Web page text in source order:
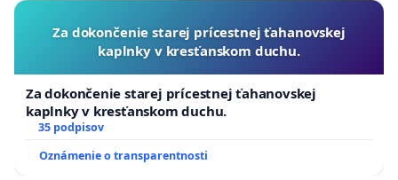
Za dokončenie starej prícestnej ťahanovskej
kaplnky v kresťanskom duchu.
Za dokončenie starej prícestnej ťahanovskej
kaplnky v kresťanskom duchu.
35 podpisov
Oznámenie o transparentnosti